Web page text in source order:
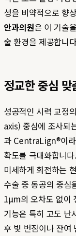
성을 비약적으로 향
안과의원은 이 기술
술 환경을 제공합니
정교한 중심
성공적인 시력 교정
axis) 중심에 조사되
과 CentraLign®이라
확도를 극대화합니
미세하게 회전하는
수술 중 동공의 중심
1μm의 오차도 없이
기능은 특히 고도 난
후 빛 번짐이나 잔여